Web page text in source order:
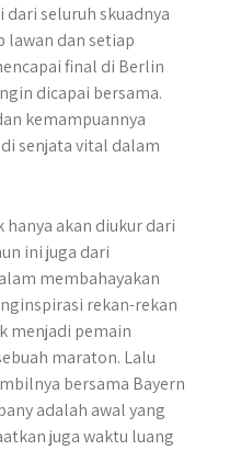
seluruh skuadnya
dan setiap
final di Berlin
dicapai bersama.
kemampuannya
senjata vital dalam
akan diukur dari
ini juga dari
membahayakan
rekan-rekan
menjadi pemain
maraton. Lalu
bersama Bayern
adalah awal yang
juga waktu luang